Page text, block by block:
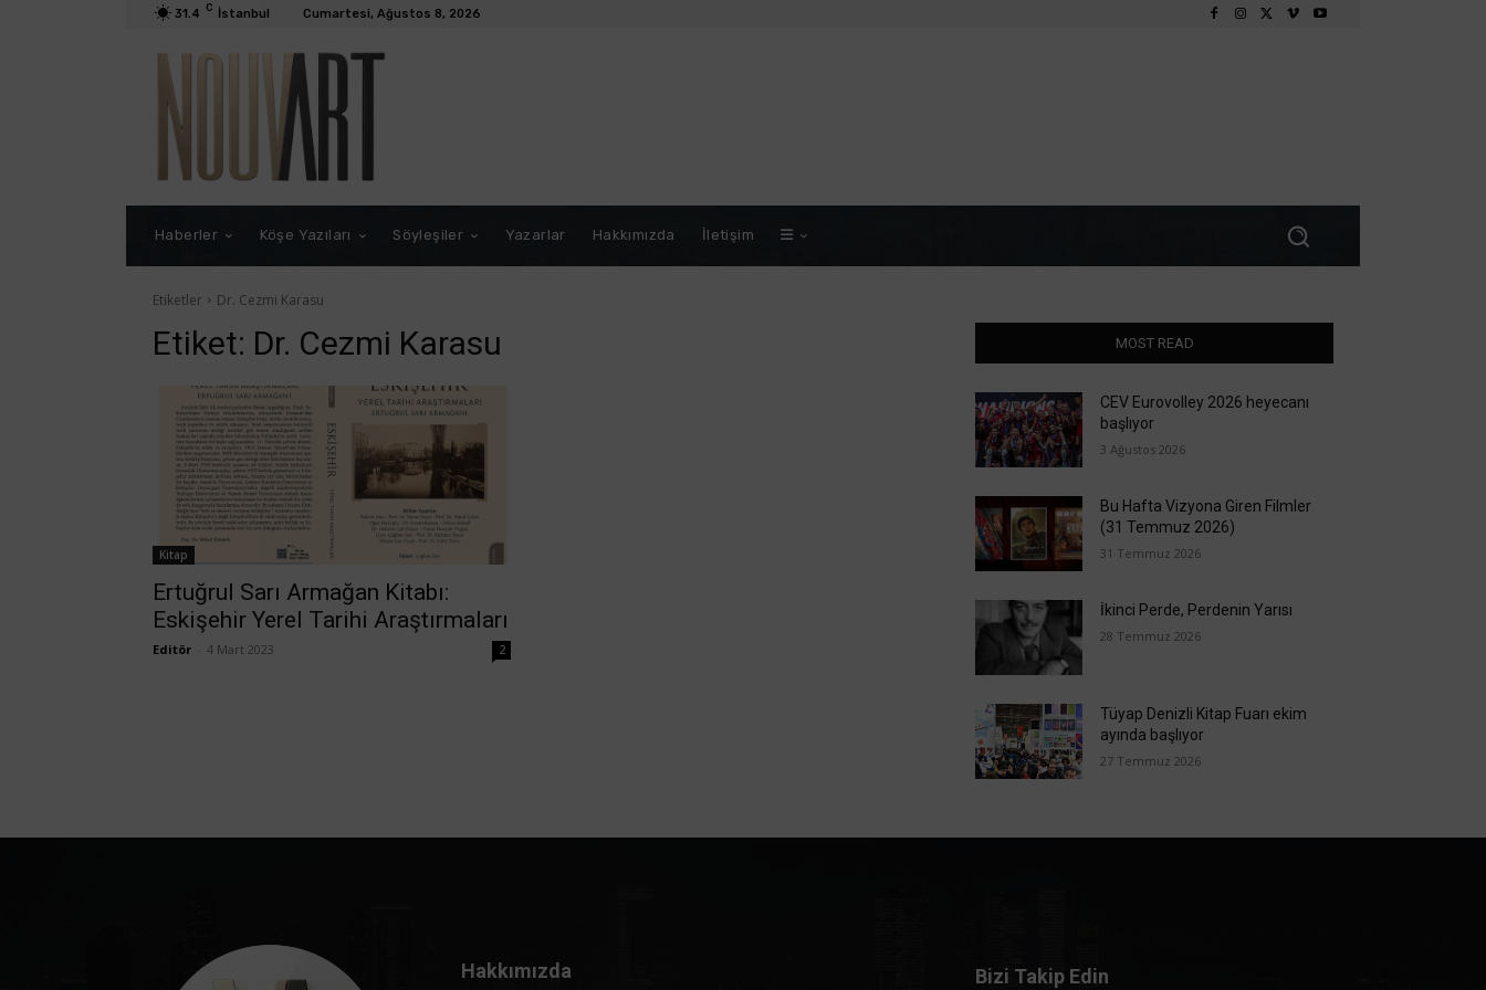
31.4 C İstanbul Cumartesi, Ağustos 8, 2026
Haberler Köşe Yazıları Söyleşiler Yazarlar Hakkımızda İletişim
Etiketler Dr. Cezmi Karasu
Etiket: Dr. Cezmi Karasu
Kitap
Ertuğrul Sarı Armağan Kitabı:
Eskişehir Yerel Tarihi Araştırmaları
Editör 4 Mart 2023 2
MOST READ
CEV Eurovolley 2026 heyecanı
başlıyor
3 Ağustos 2026
Bu Hafta Vizyona Giren Filmler
(31 Temmuz 2026)
31 Temmuz 2026
İkinci Perde, Perdenin Yarısı
28 Temmuz 2026
Tüyap Denizli Kitap Fuarı ekim
ayında başlıyor
27 Temmuz 2026
Hakkımızda Bizi Takip Edin